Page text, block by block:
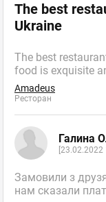
The best
Ukraine
The best
food is exquisite
Amadeus
Ресторан
Галина
[23.02.2022
Замовили з
нам сказали